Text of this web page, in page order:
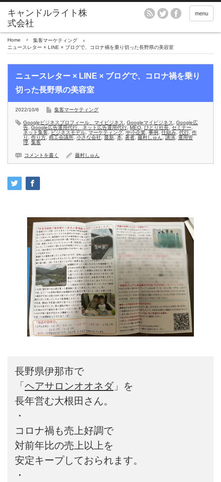
menu
Home
集客マーケティング
ニュースレター × LINE × ブログで、コロナ禍を乗り切った長野県の美容室
ニュースレター × LINE × ブログで、コロナ禍を乗り
切った長野県の美容室
2022/10/6 集客マーケティング
Googleビジネスプロフィール、マイビジネス Googleマイビジネス
Google広
告 Google広告運用代行、ネット広告運用代行 MEO ひとり社長 セミナー
ネット集客
ビジネスモデル マーケティング 中小企業 事例 仕組み 代行 作
り
作り方 商工会議所 小さな会社 最新 本 著者 藤村しゅん 講演 運用管
理
集客
コメントを書く 藤村しゅん
長野県伊那市で
「ヘアサロンオオネダ」を
長年営む大根田さん。
・
コロナ禍も売上好調で
対前年比の売上以上を
安定キープしておられます。
・